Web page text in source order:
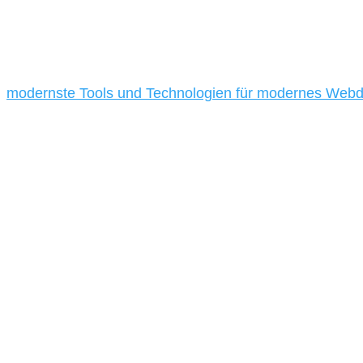
modernste Tools und Technologien für modernes